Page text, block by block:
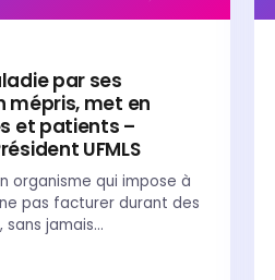
par ses
mépris, met en
et patients –
UFMLS
organisme qui impose à
pas facturer durant des
sans jamais…